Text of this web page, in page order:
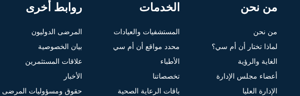
من نحن
من نحن
لماذا تختار أن أم سي؟
الغاية والرؤية
أعضاء مجلس الإدارة
الإدارة العليا
الخدمات
المستشفيات والعيادات
محدد مواقع أن أم سي
الأطباء
تخصصاتنا
باقات الرعاية الصحية
روابط أخرى
المرضى الدوليون
بيان الخصوصية
علاقات المستثمرين
الأخبار
حقوق ومسؤوليات المرضى